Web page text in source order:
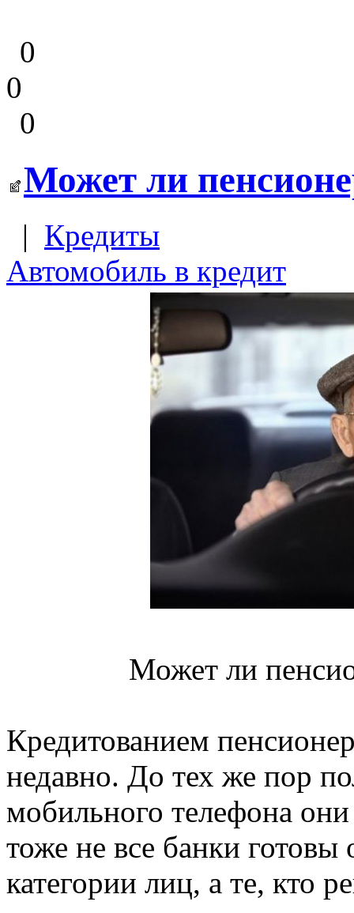
0
0
0
Может ли
| Кредиты
Автомобиль в кредит
Может ли
Кредитованием
недавно. До тех же пор
мобильного телефона
тоже не все банки
категории лиц, а те, кто